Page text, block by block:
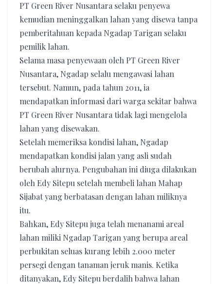
PT Green River Nusantara selaku penyewa
kemudian meninggalkan lahan yang disewa tanpa
pemberitahuan kepada Ngadap Tarigan selaku
pemilik lahan.
Selama masa penyewaan oleh PT Green River
Nusantara, Ngadap selalu mengawasi lahan
tersebut. Namun, pada tahun 2011, ia
mendapatkan informasi dari warga sekitar bahwa
PT Green River Nusantara tidak lagi mengelola
lahan yang disewakan.
Setelah memeriksa kondisi lahan, Ngadap
mendapatkan kondisi jalan yang asli sudah
berubah alurnya. Pengubahan ini diuga dilakukan
oleh Edy Sitepu setelah membeli lahan Mahap
Sijabat yang berbatasan dengan lahan miliknya
itu.
Bahkan, Edy Sitepu juga telah menanami areal
lahan miliki Ngadap Tarigan yang berupa areal
perbukitan seluas kurang lebih 2.000 meter
persegi dengan tanaman jeruk manis. Ketika
ditanyakan, Edy Sitepu berdalih bahwa lahan